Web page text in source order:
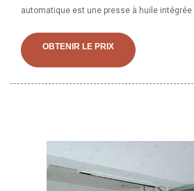
automatique est une presse à huile
capable de contrôler automatiquement la
ainsi que l'extrusion à froid et à chaud. Le
OBTENIR LE PRIX